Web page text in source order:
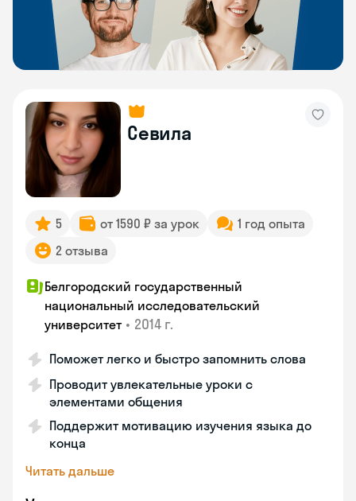
Севила
5 от 1590 ₽ за урок
1 год опыта
2 отзыва
Белгородский государственный
национальный исследовательский
университет • 2014 г.
Поможет легко и быстро запомнить слова
Проводит увлекательные уроки с
элементами общения
Поддержит мотивацию изучения языка до
конца
Читать дальше